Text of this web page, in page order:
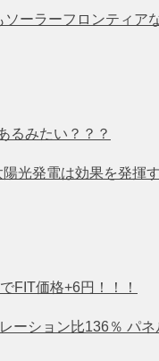
ーラーフロンティア
るみたい？？？
光発電は効果を発揮
FIT価格+6円！！！
ーション比136％ パ